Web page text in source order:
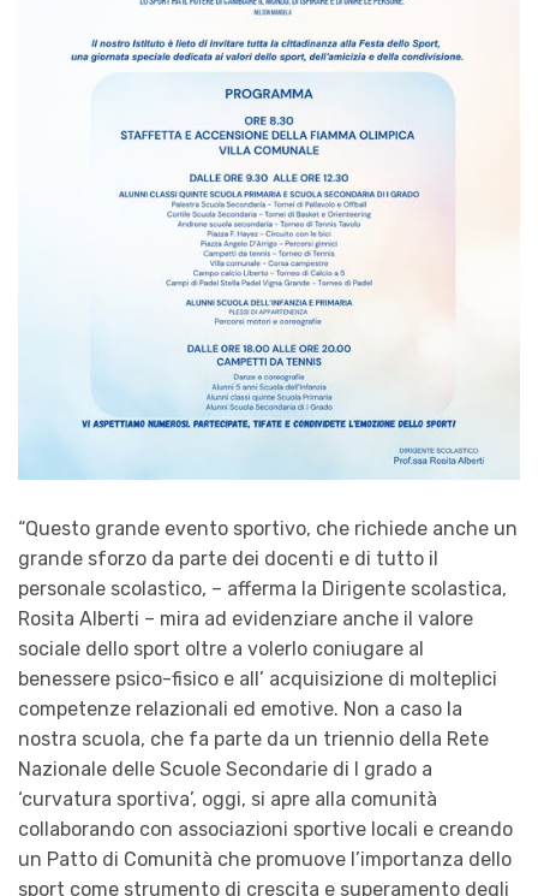
“Questo grande evento sportivo, che richiede anche un
grande sforzo da parte dei docenti e di tutto il
personale scolastico, – afferma la Dirigente scolastica,
Rosita Alberti – mira ad evidenziare anche il valore
sociale dello sport oltre a volerlo coniugare al
benessere psico-fisico e all’ acquisizione di molteplici
competenze relazionali ed emotive. Non a caso la
nostra scuola, che fa parte da un triennio della Rete
Nazionale delle Scuole Secondarie di I grado a
‘curvatura sportiva’, oggi, si apre alla comunità
collaborando con associazioni sportive locali e creando
un Patto di Comunità che promuove l’importanza dello
sport come strumento di crescita e superamento degli